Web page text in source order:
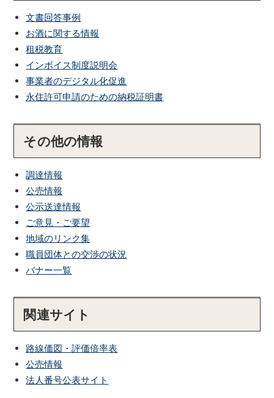
文書回答事例
お酒に関する情報
租税教育
インボイス制度説明会
事業者のデジタル化促進
永住許可申請のための納税証明書
その他の情報
調達情報
公売情報
公示送達情報
ご意見・ご要望
地域のリンク集
職員団体との交渉の状況
バナー一覧
関連サイト
路線価図・評価倍率表
公売情報
法人番号公表サイト